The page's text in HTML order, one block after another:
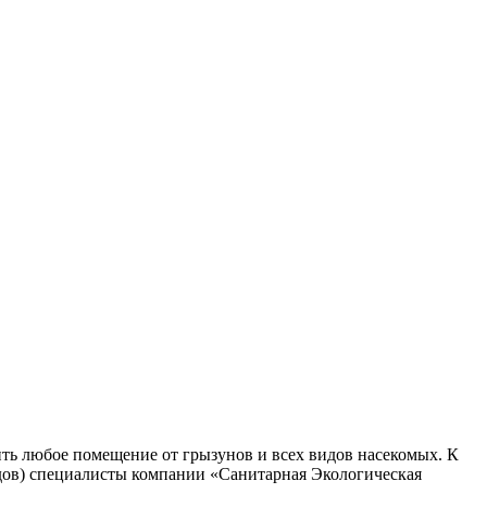
любое помещение от грызунов и всех видов насекомых. К
специалисты компании «Санитарная Экологическая